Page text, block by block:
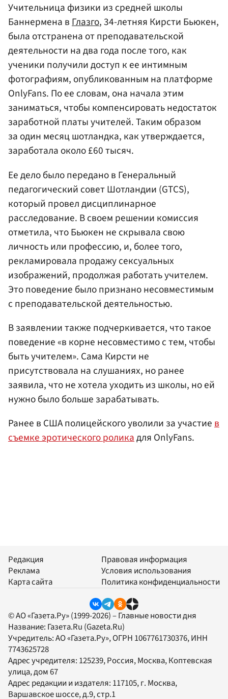
Учительница физики из средней школы
Баннермена вГлазго, 34-летняя Кирсти Бьюкен,
была отстранена от преподавательской
деятельности на два года после того, как
ученики получили доступ к ее интимным
фотографиям, опубликованным на платформе
OnlyFans. По ее словам, она начала этим
заниматься, чтобы компенсировать недостаток
заработной платы учителей. Таким образом
за один месяц шотландка, как утверждается,
заработала около £60 тысяч.
Ее дело было передано в Генеральный
педагогический совет Шотландии (GTCS),
который провел дисциплинарное
расследование. В своем решении комиссия
отметила, что Бьюкен не скрывала свою
личность или профессию, и, более того,
рекламировала продажу сексуальных
изображений, продолжая работать учителем.
Это поведение было признано несовместимым
с преподавательской деятельностью.
В заявлении также подчеркивается, что такое
поведение «в корне несовместимо с тем, чтобы
быть учителем». Сама Кирсти не
присутствовала на слушаниях, но ранее
заявила, что не хотела уходить из школы, но ей
нужно было больше зарабатывать.
Ранее в США полицейского уволили за участиев
съемке эротического роликадля OnlyFans.
Редакция
Реклама
Карта сайта
Правовая информация
Условия использования
Политика конфиденциальности
© АО «Газета.Ру» (1999-2026) – Главные новости дня
Название: Газета.Ru (Gazeta.Ru)
Учредитель:АО «Газета.Ру», ОГРН 1067761730376, ИНН
7743625728
Адрес учредителя: 125239, Россия, Москва, Коптевская
улица, дом 67
Адрес редакции и издателя: 117105, г. Москва,
Варшавское шоссе, д.9, стр.1